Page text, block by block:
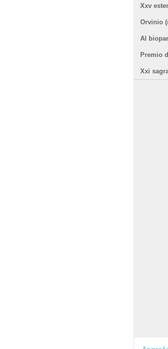
Xxv
Orvinio
Al
Premio
Xxi